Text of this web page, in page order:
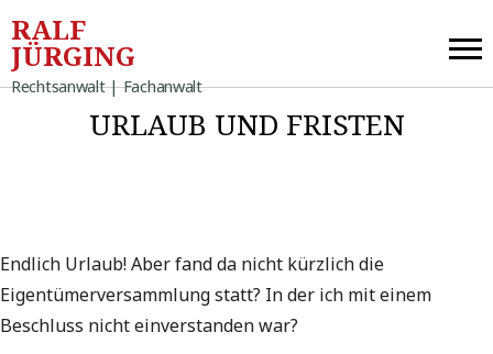
RALF
JÜRGING
Rechtsanwalt | Fachanwalt
URLAUB UND FRISTEN
Endlich Urlaub! Aber fand da nicht kürzlich die
Eigentümerversammlung statt? In der ich mit einem
Beschluss nicht einverstanden war?